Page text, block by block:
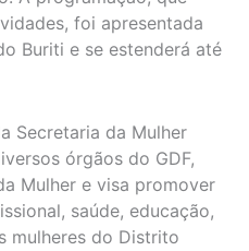
foi apresentada
Buriti e se estenderá até
Secretaria da Mulher
órgãos do GDF,
Mulher e visa promover
saúde, educação,
mulheres do Distrito